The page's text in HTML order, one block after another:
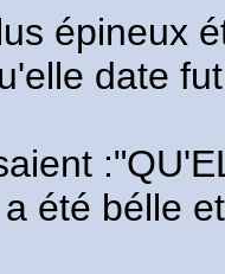
épineux
date
été bélle